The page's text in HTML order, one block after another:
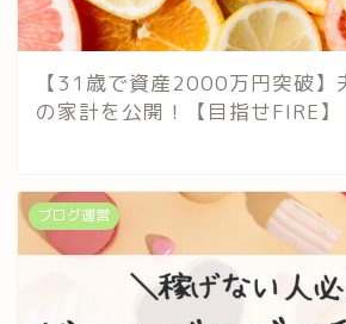
【31歳で資産2000万円突破】
の家計を公開！【目指せFIRE】
ブログ運営